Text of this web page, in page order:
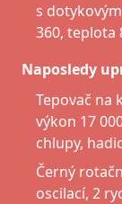
s
360, teplota
Naposledy
Tepovač na
výkon 17
chlupy,
Černý
oscilací, 2